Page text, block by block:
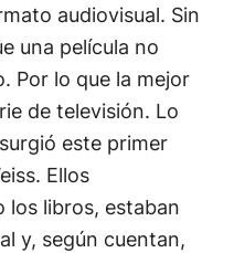
audiovisual. Sin
una película no
Por lo que la mejor
de televisión. Lo
este primer
Ellos
los libros, estaban
y, según cuentan,